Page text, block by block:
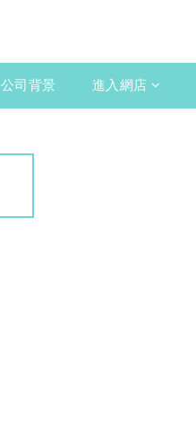
公司背景 進入網店